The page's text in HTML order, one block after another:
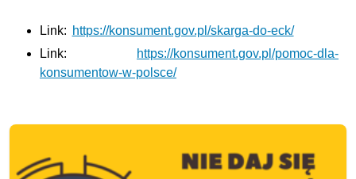
Link: https://konsument.gov.pl/skarga-do-eck/
Link:
https://konsument.gov.pl/pomoc-dla-
konsumentow-w-polsce/